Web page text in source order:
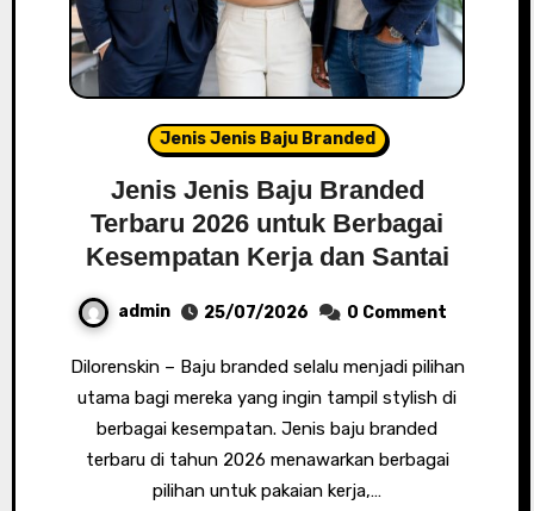
Jenis Jenis Baju Branded
Jenis Jenis Baju Branded
Terbaru 2026 untuk Berbagai
Kesempatan Kerja dan Santai
admin 25/07/2026 0 Comment
Dilorenskin – Baju branded selalu menjadi pilihan
utama bagi mereka yang ingin tampil stylish di
berbagai kesempatan. Jenis baju branded
terbaru di tahun 2026 menawarkan berbagai
pilihan untuk pakaian kerja,…